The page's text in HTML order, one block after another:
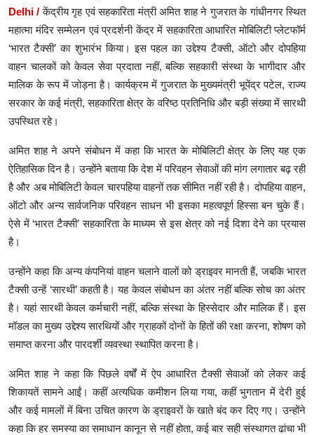
Delhi /केंद्रीय गृह एवं सहकारिता मंत्री अमित शाह ने गुजरात के गांधीनगर स्थित
महात्मा मंदिर सम्मेलन एवं प्रदर्शनी केंद्र में सहकारिता आधारित मोबिलिटी प्लेटफॉर्म
‘भारत टैक्सी’ का शुभारंभ किया। इस पहल का उद्देश्य टैक्सी, ऑटो और दोपहिया
वाहन चालकों को केवल सेवा प्रदाता नहीं, बल्कि सहकारी संस्था के भागीदार और
मालिक के रूप में जोड़ना है। कार्यक्रम में गुजरात के मुख्यमंत्री भूपेंद्र पटेल, राज्य
सरकार के कई मंत्री, सहकारिता क्षेत्र के वरिष्ठ प्रतिनिधि और बड़ी संख्या में सारथी
उपस्थित रहे।
अमित शाह ने अपने संबोधन में कहा कि भारत के मोबिलिटी क्षेत्र के लिए यह एक
ऐतिहासिक दिन है। उन्होंने बताया कि देश में परिवहन सेवाओं की मांग लगातार बढ़ रही
है और अब मोबिलिटी केवल चारपहिया वाहनों तक सीमित नहीं रही है। दोपहिया वाहन,
ऑटो और अन्य सार्वजनिक परिवहन साधन भी इसका महत्वपूर्ण हिस्सा बन चुके हैं।
ऐसे में ‘भारत टैक्सी’ सहकारिता के माध्यम से इस क्षेत्र को नई दिशा देने का प्रयास
है।
उन्होंने कहा कि अन्य कंपनियां वाहन चलाने वालों को ड्राइवर मानती हैं, जबकि भारत
टैक्सी उन्हें ‘सारथी’ कहती है। यह केवल संबोधन का अंतर नहीं बल्कि सोच का अंतर
है। यहां सारथी केवल कर्मचारी नहीं, बल्कि संस्था के हिस्सेदार और मालिक हैं। इस
मॉडल का मुख्य उद्देश्य सारथियों और ग्राहकों दोनों के हितों की रक्षा करना, शोषण को
समाप्त करना और पारदर्शी व्यवस्था स्थापित करना है।
अमित शाह ने कहा कि पिछले वर्षों में ऐप आधारित टैक्सी सेवाओं को लेकर कई
शिकायतें सामने आईं। कहीं अत्यधिक कमीशन लिया गया, कहीं भुगतान में देरी हुई
और कई मामलों में बिना उचित कारण के ड्राइवरों के खाते बंद कर दिए गए। उन्होंने
कहा कि हर समस्या का समाधान कानून से नहीं होता, कई बार सही संस्थागत ढांचा भी